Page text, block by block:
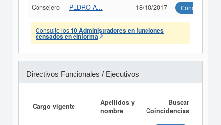
Consejero PEDRO A... 18/10/2017 Consultar
Consulte los10 Administradores en funciones
censados en eInforma
Directivos Funcionales / Ejecutivos
Cargo vigente
Apellidos y
nombre
Buscar
Coincidencias